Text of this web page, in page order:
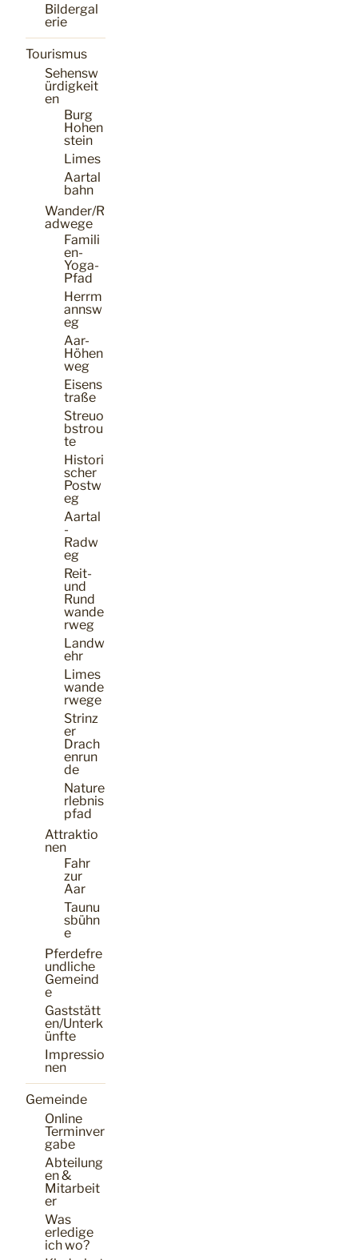
Bildergal
erie
Tourismus
Sehensw
ürdigkeit
en
Burg
Hohen
stein
Limes
Aartal
bahn
Wander/R
adwege
Famili
en-
Yoga-
Pfad
Herrm
annsw
eg
Aar-
Höhen
weg
Eisens
traße
Streuo
bstrou
te
Histori
scher
Postw
eg
Aartal
-
Radw
eg
Reit-
und
Rund
wande
rweg
Landw
ehr
Limes
wande
rwege
Strinz
er
Drach
enrun
de
Nature
rlebnis
pfad
Attraktio
nen
Fahr
zur
Aar
Taunu
sbühn
e
Pferdefre
undliche
Gemeind
e
Gaststätt
en/Unterk
ünfte
Impressio
nen
Gemeinde
Online
Terminver
gabe
Abteilung
en &
Mitarbeit
er
Was
erledige
ich wo?